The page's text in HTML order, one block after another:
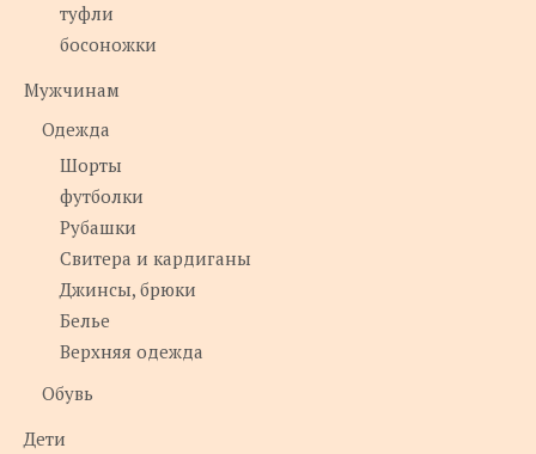
туфли
босоножки
Мужчинам
Одежда
Шорты
футболки
Рубашки
Свитера и кардиганы
Джинсы, брюки
Белье
Верхняя одежда
Обувь
Дети